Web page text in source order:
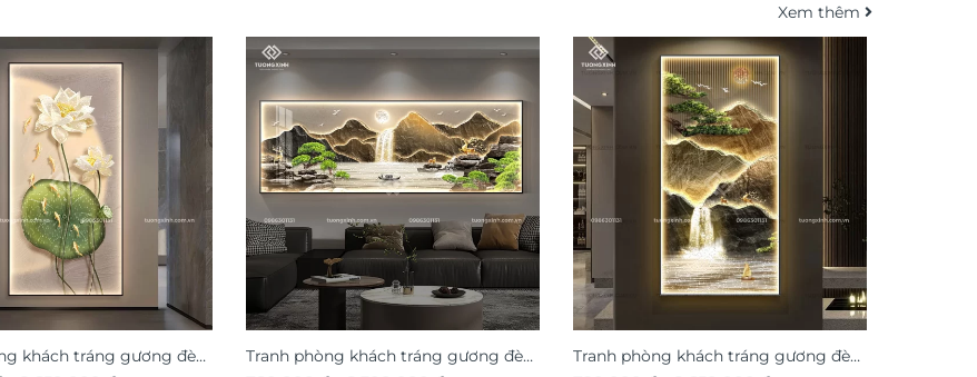
Xem thêm
khách tráng gương đèn
Tranh phòng khách tráng gương đèn
Tranh phòng khách tráng gương đèn